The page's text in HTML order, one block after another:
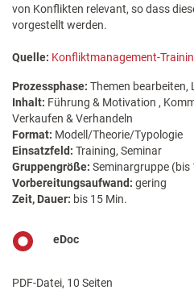
von Konflikten relevant, so dass
vorgestellt werden.
Quelle: Konfliktmanagement-
Prozessphase: Themen bearbeiten,
Inhalt: Führung & Motivation ,
Verkaufen & Verhandeln
Format: Modell/Theorie/Typologie
Einsatzfeld: Training, Seminar
Gruppengröße: Seminargruppe (bis
Vorbereitungsaufwand: gering
Zeit, Dauer: bis 15 Min.
eDoc
PDF-Datei, 10 Seiten